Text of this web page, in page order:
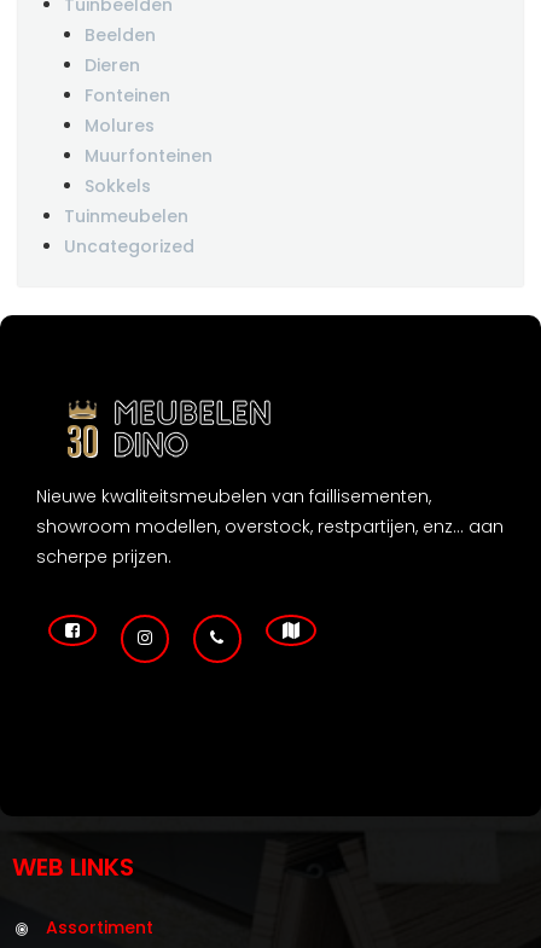
Beelden
Dieren
Fonteinen
Molures
Muurfonteinen
Sokkels
Tuinmeubelen
Uncategorized
Nieuwe kwaliteitsmeubelen van faillisementen,
showroom modellen, overstock, restpartijen, enz... aan
scherpe prijzen.
WEB LINKS
Assortiment